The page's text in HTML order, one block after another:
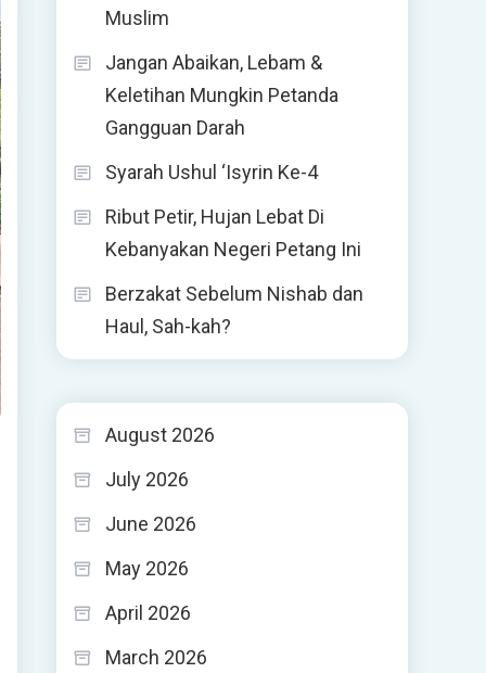
Muslim
Jangan Abaikan, Lebam &
Keletihan Mungkin Petanda
Gangguan Darah
Syarah Ushul ‘Isyrin Ke-4
Ribut Petir, Hujan Lebat Di
Kebanyakan Negeri Petang Ini
Berzakat Sebelum Nishab dan
Haul, Sah-kah?
August 2026
July 2026
June 2026
May 2026
April 2026
March 2026